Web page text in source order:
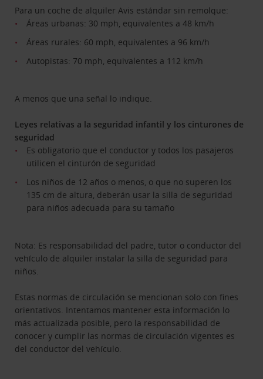
Para un coche de alquiler Avis estándar sin remolque:
Áreas urbanas: 30 mph, equivalentes a 48 km/h
Áreas rurales: 60 mph, equivalentes a 96 km/h
Autopistas: 70 mph, equivalentes a 112 km/h
A menos que una señal lo indique.
Leyes relativas a la seguridad infantil y los cinturones de
seguridad
Es obligatorio que el conductor y todos los pasajeros
utilicen el cinturón de seguridad
Los niños de 12 años o menos, o que no superen los
135 cm de altura, deberán usar la silla de seguridad
para niños adecuada para su tamaño
Nota: Es responsabilidad del padre, tutor o conductor del
vehículo de alquiler instalar la silla de seguridad para
niños.
Estas normas de circulación se mencionan solo con fines
orientativos. Intentamos mantener esta información lo
más actualizada posible, pero la responsabilidad de
conocer y cumplir las normas de circulación vigentes es
del conductor del vehículo.